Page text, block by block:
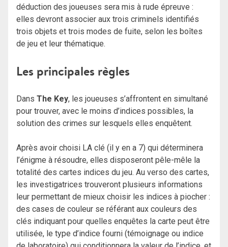
déduction des joueuses sera mis à rude épreuve :
elles devront associer aux trois criminels identifiés
trois objets et trois modes de fuite, selon les boîtes
de jeu et leur thématique.
Les principales règles
Dans The Key, les joueuses s’affrontent en simultané
pour trouver, avec le moins d’indices possibles, la
solution des crimes sur lesquels elles enquêtent.
Après avoir choisi LA clé (il y en a 7) qui déterminera
l’énigme à résoudre, elles disposeront pêle-mêle la
totalité des cartes indices du jeu. Au verso des cartes,
les investigatrices trouveront plusieurs informations
leur permettant de mieux choisir les indices à piocher :
des cases de couleur se référant aux couleurs des
clés indiquant pour quelles enquêtes la carte peut être
utilisée, le type d’indice fourni (témoignage ou indice